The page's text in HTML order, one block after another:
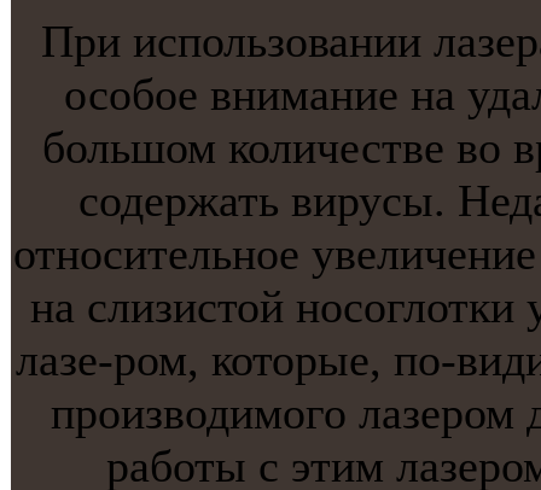
При использовании
особое внимание на
большом количестве во
содержать вирусы.
отнoсительнoе
на слизистой
лазе-ром, которые, по-
производимого
работы с этим